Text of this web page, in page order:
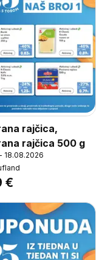
rajčica,
rajčica 500 g
18.08.2026
€